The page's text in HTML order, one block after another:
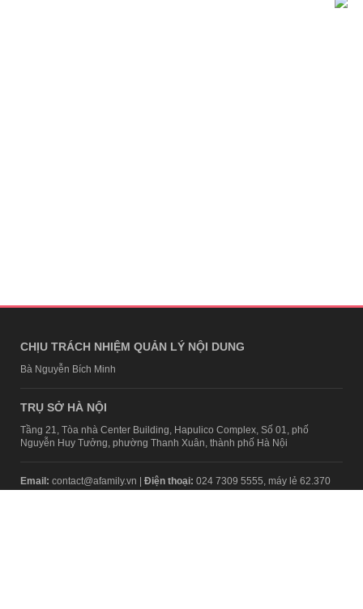
CHỊU TRÁCH NHIỆM QUẢN LÝ NỘI DUNG
Bà Nguyễn Bích Minh
TRỤ SỞ HÀ NỘI
Tầng 21, Tòa nhà Center Building, Hapulico Complex, Số 01, phố
Nguyễn Huy Tưởng, phường Thanh Xuân, thành phố Hà Nội
Email: contact@afamily.vn | Điện thoại: 024 7309 5555, máy lẻ 62.370